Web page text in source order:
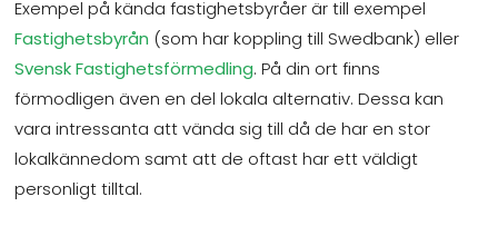
Exempel på kända fastighetsbyråer är till exempel
Fastighetsbyrån (som har koppling till Swedbank) eller
Svensk Fastighetsförmedling. På din ort finns
förmodligen även en del lokala alternativ. Dessa kan
vara intressanta att vända sig till då de har en stor
lokalkännedom samt att de oftast har ett väldigt
personligt tilltal.